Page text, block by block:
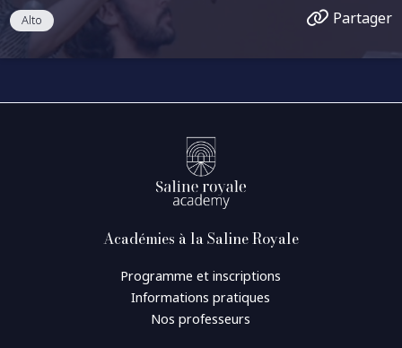
Alto Partager
Académies à la Saline Royale
Programme et inscriptions
Informations pratiques
Nos professeurs